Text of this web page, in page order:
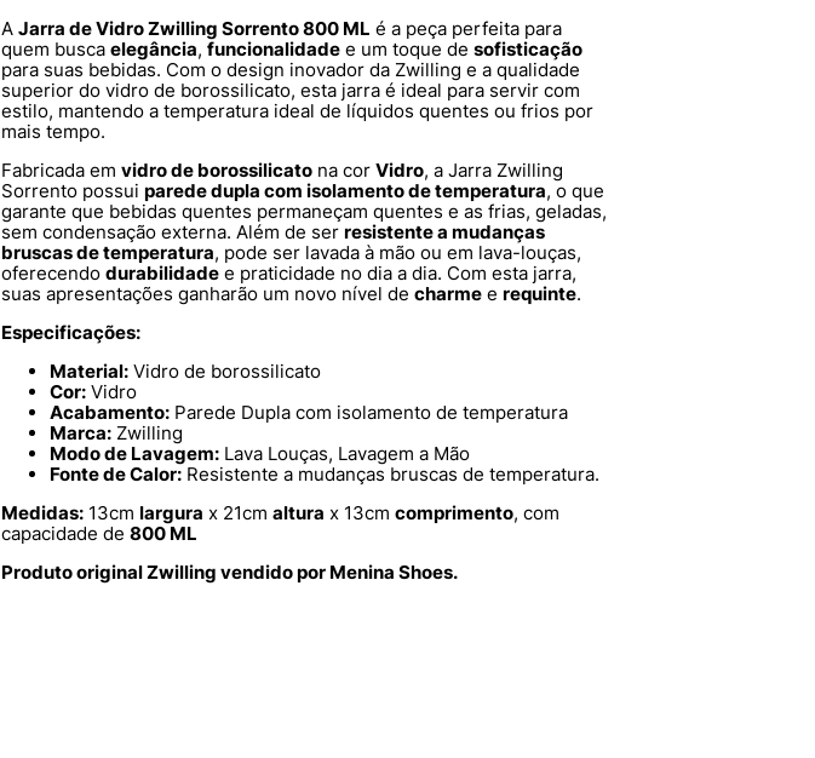
A Jarra de Vidro Zwilling Sorrento 800 ML é a peça perfeita para
quem busca elegância, funcionalidade e um toque de sofisticação
para suas bebidas. Com o design inovador da Zwilling e a qualidade
superior do vidro de borossilicato, esta jarra é ideal para servir com
estilo, mantendo a temperatura ideal de líquidos quentes ou frios por
mais tempo.
Fabricada em vidro de borossilicato na cor Vidro, a Jarra Zwilling
Sorrento possui parede dupla com isolamento de temperatura, o que
garante que bebidas quentes permaneçam quentes e as frias, geladas,
sem condensação externa. Além de ser resistente a mudanças
bruscas de temperatura, pode ser lavada à mão ou em lava-louças,
oferecendo durabilidade e praticidade no dia a dia. Com esta jarra,
suas apresentações ganharão um novo nível de charme e requinte.
Especificações:
Material: Vidro de borossilicato
Cor: Vidro
Acabamento: Parede Dupla com isolamento de temperatura
Marca: Zwilling
Modo de Lavagem: Lava Louças, Lavagem a Mão
Fonte de Calor: Resistente a mudanças bruscas de temperatura.
Medidas: 13cm largura x 21cm altura x 13cm comprimento, com
capacidade de 800 ML
Produto original Zwilling vendido por Menina Shoes.